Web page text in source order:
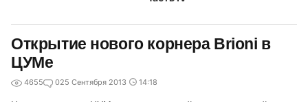
Открытие нового корнера Brioni в
ЦУМе
4655 025 Сентября 2013 14:18